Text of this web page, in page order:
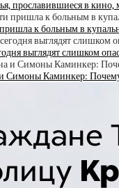
прославившиеся в
к больным в
выглядят слишком
Симоны Каминкер: